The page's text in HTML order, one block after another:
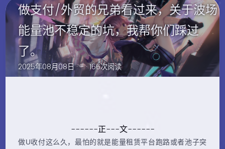
做支付/外贸的兄弟看过来，关于波场
能量池不稳定的坑，我帮你们踩过
了。
2025年08月08日 ·-· 166次阅读
------正---文------
做U收付这么久，最怕的就是能量租赁平台跑路或者池子突